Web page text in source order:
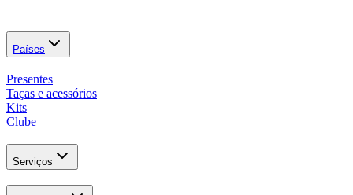
Países
Presentes
Taças e acessórios
Kits
Clube
Serviços